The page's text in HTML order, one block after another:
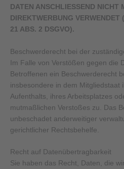
DATEN ANSCHLIESSEND NICHT
DIREKTWERBUNG VERWENDET
21 ABS. 2 DSGVO).
Beschwerde­recht bei der
Im Falle von Verstößen gegen die
Betroffenen ein Beschwerderecht
insbesondere in dem Mitgliedstaat
Aufenthalts, ihres Arbeitsplatzes
mutmaßlichen Verstoßes zu. Das
unbeschadet anderweitiger
gerichtlicher Rechtsbehelfe.
Recht auf Daten­übertrag­barkeit
Sie haben das Recht, Daten, die